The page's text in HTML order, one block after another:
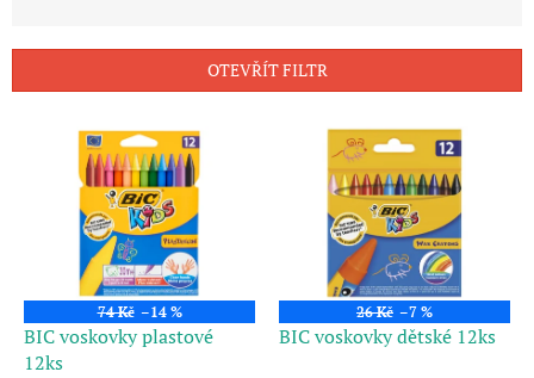
í
OTEVŘÍT FILTR
74 Kč –14 %
BIC voskovky plastové
12ks
26 Kč –7 %
BIC voskovky dětské 12ks